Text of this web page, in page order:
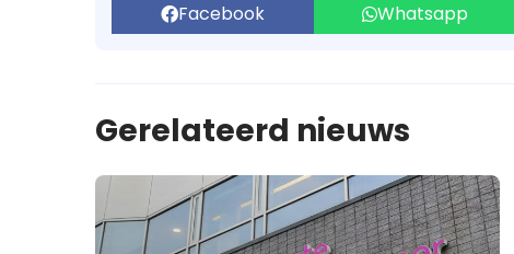
Facebook Whatsapp
Gerelateerd nieuws